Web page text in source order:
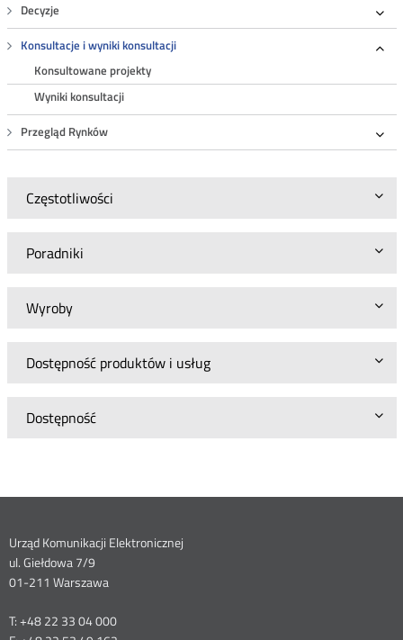
Decyzje
Konsultacje i wyniki konsultacji
Konsultowane projekty
Wyniki konsultacji
Przegląd Rynków
Częstotliwości
Poradniki
Wyroby
Dostępność produktów i usług
Dostępność
Dane
kontaktowe
Urząd Komunikacji Elektronicznej
ul. Giełdowa 7/9
01-211 Warszawa
T: +48 22 33 04 000